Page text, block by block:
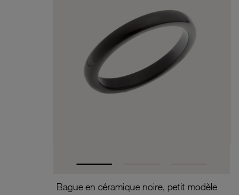
Bague en céramique noire, petit modèle